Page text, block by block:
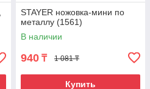
STAYER ножовка-мини по
металлу (1561)
В наличии
940 ₸ 1 081 ₸
Купить